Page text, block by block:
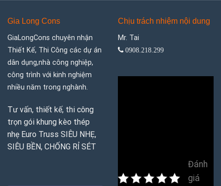
Gia Long Cons
GiaLongCons chuyên nhận
Thiết Kế, Thi Công các dự án
dân dụng,nhà công nghiệp,
công trình với kinh nghiệm
nhiều năm trong nghành.
Tư vấn, thiết kế, thi công
trọn gói khung kèo thép
nhẹ Euro Truss SIÊU NHẸ,
SIÊU BỀN, CHỐNG RỈ SÉT
Chịu trách nhiệm nội dung
Mr. Tai
0908.218.299
Đánh
giá